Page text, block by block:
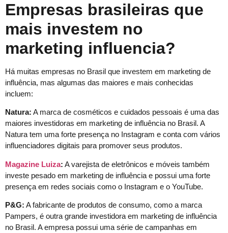
Empresas brasileiras que
mais investem no
marketing influencia?
Há muitas empresas no Brasil que investem em marketing de
influência, mas algumas das maiores e mais conhecidas
incluem:
Natura: A marca de cosméticos e cuidados pessoais é uma das
maiores investidoras em marketing de influência no Brasil. A
Natura tem uma forte presença no Instagram e conta com vários
influenciadores digitais para promover seus produtos.
Magazine Luiza: A varejista de eletrônicos e móveis também
investe pesado em marketing de influência e possui uma forte
presença em redes sociais como o Instagram e o YouTube.
P&G: A fabricante de produtos de consumo, como a marca
Pampers, é outra grande investidora em marketing de influência
no Brasil. A empresa possui uma série de campanhas em